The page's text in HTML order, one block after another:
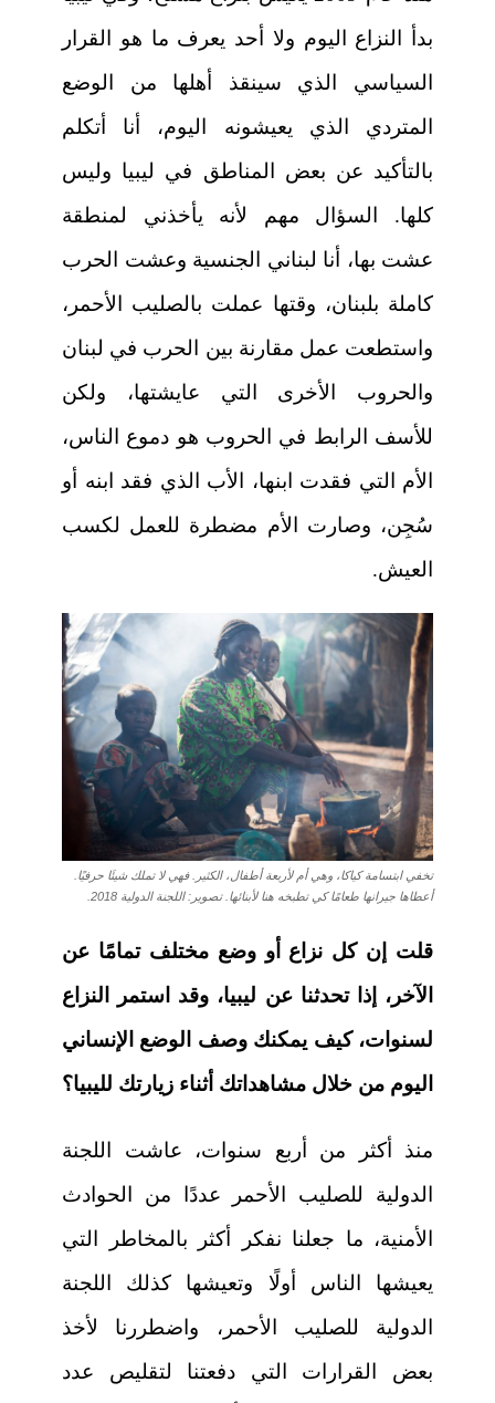
بدأ النزاع اليوم ولا أحد يعرف ما هو القرار
السياسي الذي سينقذ أهلها من الوضع
المتردي الذي يعيشونه اليوم، أنا أتكلم
بالتأكيد عن بعض المناطق في ليبيا وليس
كلها. السؤال مهم لأنه يأخذني لمنطقة
عشت بها، أنا لبناني الجنسية وعشت الحرب
كاملة بلبنان، وقتها عملت بالصليب الأحمر،
واستطعت عمل مقارنة بين الحرب في لبنان
والحروب الأخرى التي عايشتها، ولكن
للأسف الرابط في الحروب هو دموع الناس،
الأم التي فقدت ابنها، الأب الذي فقد ابنه أو
سُجِن، وصارت الأم مضطرة للعمل لكسب
العيش.
تخفي ابتسامة كياكا، وهي أم لأربعة أطفال، الكثير. فهي لا تملك شيئَا حرفيًا.
أعطاها جيرانها طعامًا كي تطبخه هنا لأبنائها. تصوير: اللجنة الدولية 2018.
قلت إن كل نزاع أو وضع مختلف تمامًا عن
الآخر، إذا تحدثنا عن ليبيا، وقد استمر النزاع
لسنوات، كيف يمكنك وصف الوضع الإنساني
اليوم من خلال مشاهداتك أثناء زيارتك لليبيا؟
منذ أكثر من أربع سنوات، عاشت اللجنة
الدولية للصليب الأحمر عددًا من الحوادث
الأمنية، ما جعلنا نفكر أكثر بالمخاطر التي
يعيشها الناس أولًا وتعيشها كذلك اللجنة
الدولية للصليب الأحمر، واضطررنا لأخذ
بعض القرارات التي دفعتنا لتقليص عدد